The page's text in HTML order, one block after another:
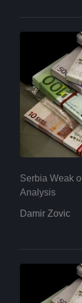
Serbia Weak
Analysis
Damir Zovic